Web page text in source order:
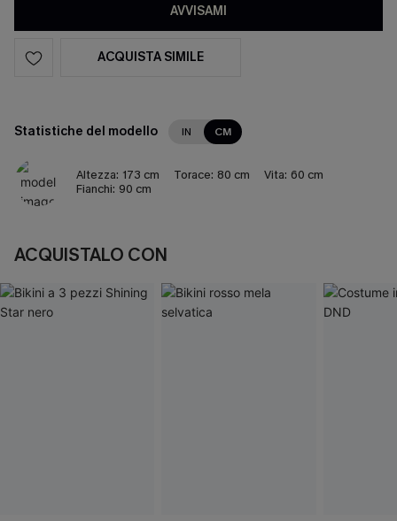
AVVISAMI
ACQUISTA SIMILE
Statistiche del modello IN CM
Altezza: 173 cm Torace: 80 cm Vita: 60 cm
Fianchi: 90 cm
ACQUISTALO CON